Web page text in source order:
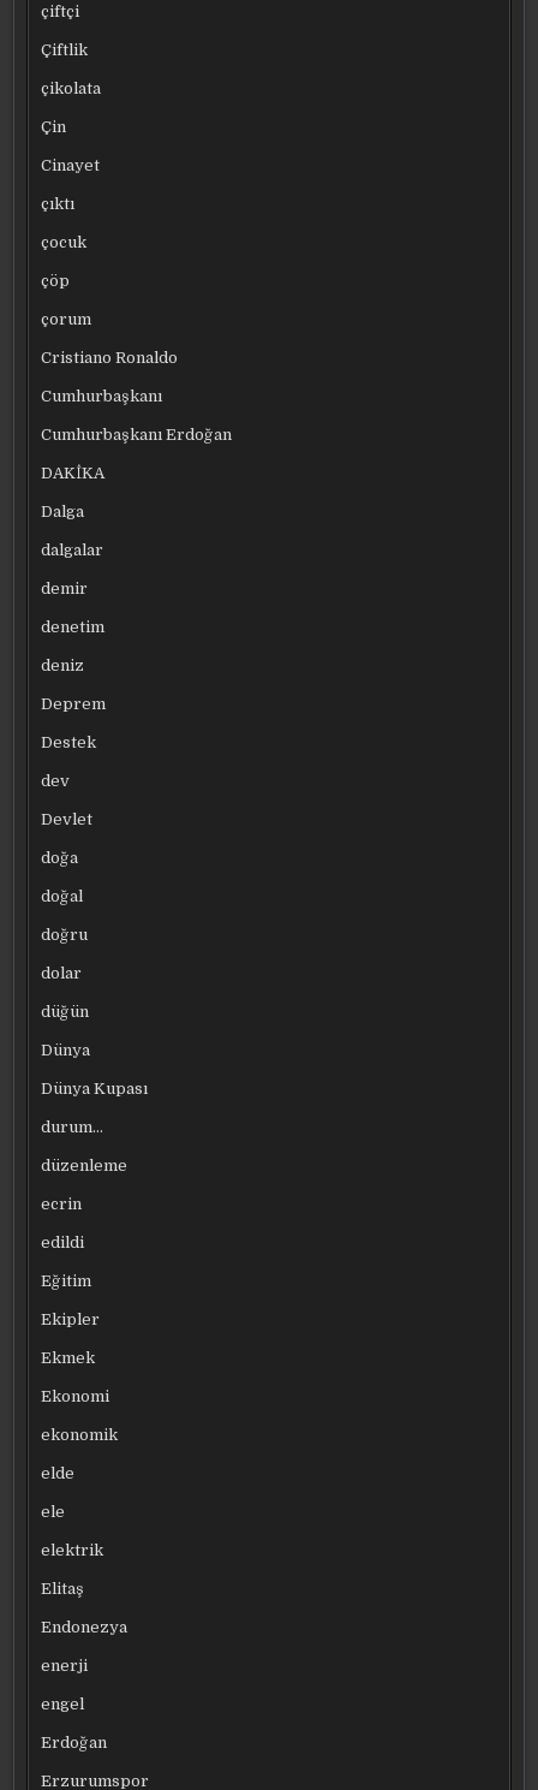
çiftçi
Çiftlik
çikolata
Çin
Cinayet
çıktı
çocuk
çöp
çorum
Cristiano Ronaldo
Cumhurbaşkanı
Cumhurbaşkanı Erdoğan
DAKİKA
Dalga
dalgalar
demir
denetim
deniz
Deprem
Destek
dev
Devlet
doğa
doğal
doğru
dolar
düğün
Dünya
Dünya Kupası
durum…
düzenleme
ecrin
edildi
Eğitim
Ekipler
Ekmek
Ekonomi
ekonomik
elde
ele
elektrik
Elitaş
Endonezya
enerji
engel
Erdoğan
Erzurumspor